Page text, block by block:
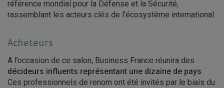
référence mondial pour la Défense et la Sécurité,
rassemblant les acteurs clés de l’écosystème international.
Acheteurs
A l’occasion de ce salon, Business France réunira des
décideurs influents représentant une dizaine de pays.
Ces professionnels de renom ont été invités par le biais du